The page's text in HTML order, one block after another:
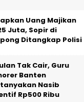
Uang Majikan
Juta, Sopir di
Ditangkap Polisi
Tak Cair, Guru
Banten
Nasib
Rp500 Ribu